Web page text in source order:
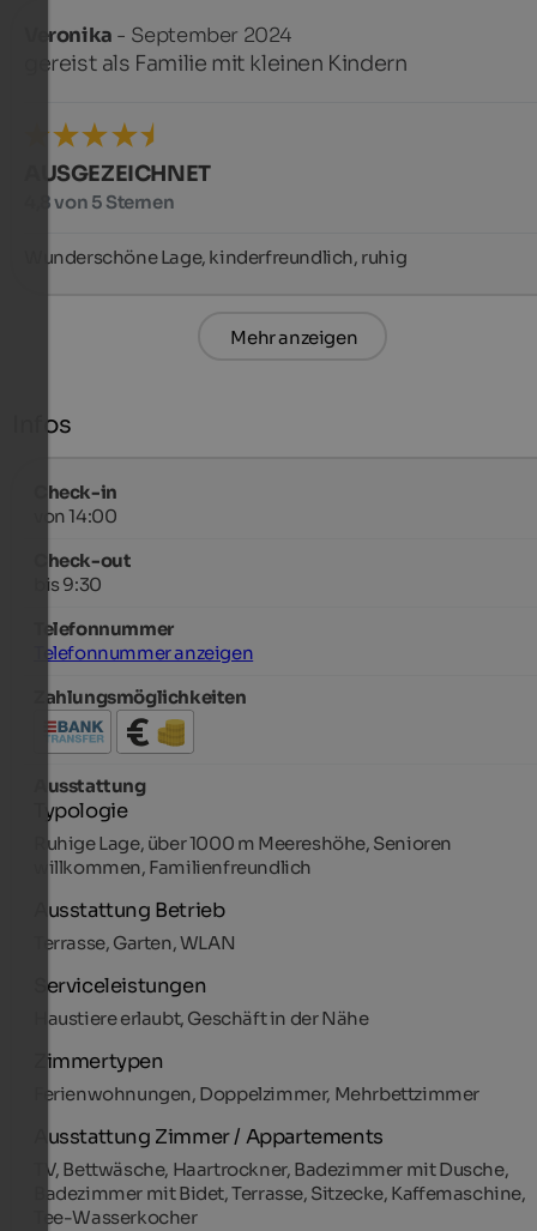
Veronika - September 2024
gereist als Familie mit kleinen Kindern
AUSGEZEICHNET
4,8 von 5 Sternen
Wunderschöne Lage, kinderfreundlich, ruhig
Mehr anzeigen
Infos
Check-in
von 14:00
Check-out
bis 9:30
Telefonnummer
Telefonnummer anzeigen
Zahlungsmöglichkeiten
Ausstattung
Typologie
Ruhige Lage, über 1000 m Meereshöhe, Senioren
willkommen, Familienfreundlich
Ausstattung Betrieb
Terrasse, Garten, WLAN
Serviceleistungen
Haustiere erlaubt, Geschäft in der Nähe
Zimmertypen
Ferienwohnungen, Doppelzimmer, Mehrbettzimmer
Ausstattung Zimmer / Appartements
TV, Bettwäsche, Haartrockner, Badezimmer mit Dusche,
Badezimmer mit Bidet, Terrasse, Sitzecke, Kaffemaschine,
Tee-Wasserkocher